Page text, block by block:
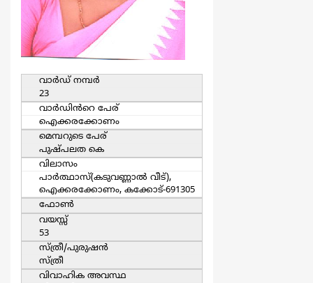
വാര്‍ഡ്‌ നമ്പര്‍
23
വാര്‍ഡിൻറെ പേര്
ഐക്കരക്കോണം
മെമ്പറുടെ പേര്
പുഷ്പലത കെ
വിലാസം
പാര്‍ത്ഥാസ്(കടുവണ്ണാല്‍ വീട്),
ഐക്കരക്കോണം, കക്കോട്-691305
ഫോൺ
വയസ്സ്
53
സ്ത്രീ/പുരുഷന്‍
സ്ത്രീ
വിവാഹിക അവസ്ഥ